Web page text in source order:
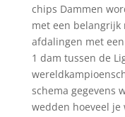
chips Dammen
met een belangrijk
afdalingen met
1 dam tussen de
schema gegevens
wedden hoeveel je